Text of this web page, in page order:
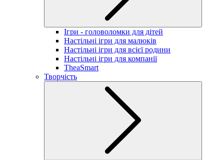
Ігри - головоломки для дітей
Настільні ігри для малюків
Настільні ігри для всієї родини
Настільні ігри для компанії
TheaSmart
Творчість